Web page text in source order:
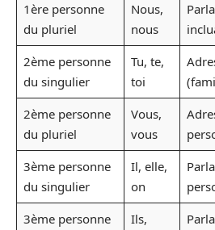
1ère personne
du pluriel
Nous,
nous
2ème personne
du singulier
Tu, te,
toi
2ème personne
du pluriel
Vous,
vous
3ème personne
du singulier
Il, elle,
on
3ème personne
Ils,